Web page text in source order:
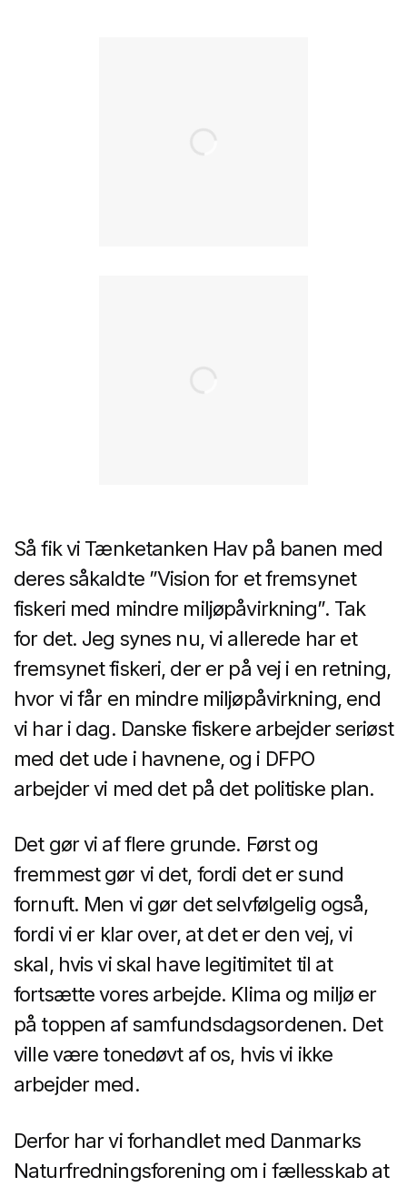
Så fik vi Tænketanken Hav på banen med
deres såkaldte ”Vision for et fremsynet
fiskeri med mindre miljøpåvirkning”. Tak
for det. Jeg synes nu, vi allerede har et
fremsynet fiskeri, der er på vej i en retning,
hvor vi får en mindre miljøpåvirkning, end
vi har i dag. Danske fiskere arbejder seriøst
med det ude i havnene, og i DFPO
arbejder vi med det på det politiske plan.
Det gør vi af flere grunde. Først og
fremmest gør vi det, fordi det er sund
fornuft. Men vi gør det selvfølgelig også,
fordi vi er klar over, at det er den vej, vi
skal, hvis vi skal have legitimitet til at
fortsætte vores arbejde. Klima og miljø er
på toppen af samfundsdagsordenen. Det
ville være tonedøvt af os, hvis vi ikke
arbejder med.
Derfor har vi forhandlet med Danmarks
Naturfredningsforening om i fællesskab at